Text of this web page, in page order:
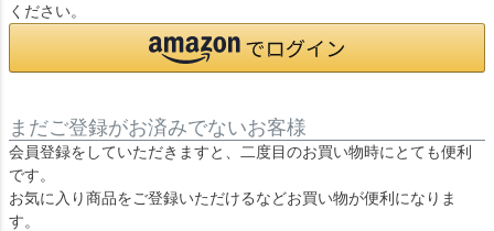
ください。
まだご登録がお済みでないお客様
会員登録をしていただきますと、二度目のお買い物時にとても便利
です。
お気に入り商品をご登録いただけるなどお買い物が便利になりま
す。